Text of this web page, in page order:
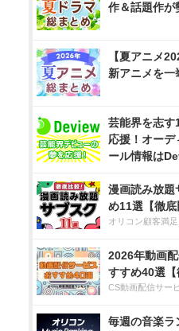
作＆話題作が
【夏アニメ
新アニメを一
芸能界を志す
応援！オーデ
ール情報は
漫画読み放題
め11選【徹底
オリコン顧客満
2026年動画
すすめ40選【
CS動画配信サー
毎週の音楽ラ